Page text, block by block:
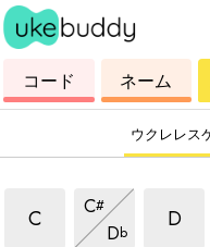
ク
レ
コード
コ
ー
ド
ネーム
ウクレレス
C
ミクソリディアンス
C#
ミクソリディア
Db
ミクソリディ
D
ミク